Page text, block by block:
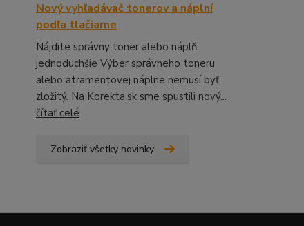
Nový vyhľadávač tonerov a náplní
podľa tlačiarne
Nájdite správny toner alebo náplň
jednoduchšie Výber správneho toneru
alebo atramentovej náplne nemusí byť
zložitý. Na Korekta.sk sme spustili nový...
čítať celé
Zobraziť všetky novinky